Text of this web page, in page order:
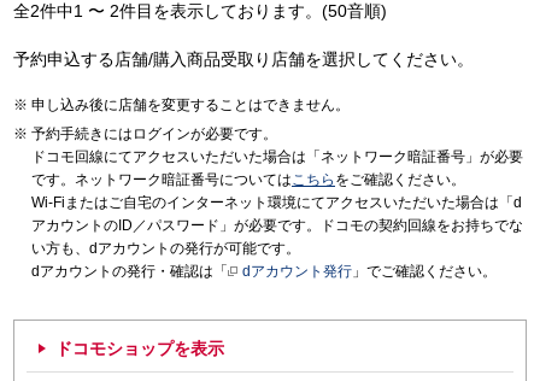
全2件中1 〜 2件目を表示しております。(50音順)
予約申込する店舗/購入商品受取り店舗を選択してください。
申し込み後に店舗を変更することはできません。
予約手続きにはログインが必要です。
ドコモ回線にてアクセスいただいた場合は「ネットワーク暗証番号」が必要
です。ネットワーク暗証番号についてはこちら をご確認ください。
Wi-Fiまたはご自宅のインターネット環境にてアクセスいただいた場合は「d
アカウントのID／パスワード」が必要です。ドコモの契約回線をお持ちでな
い方も、dアカウントの発行が可能です。
dアカウントの発行・確認は「
dアカウント発行 」でご確認ください。
ドコモショップを表示